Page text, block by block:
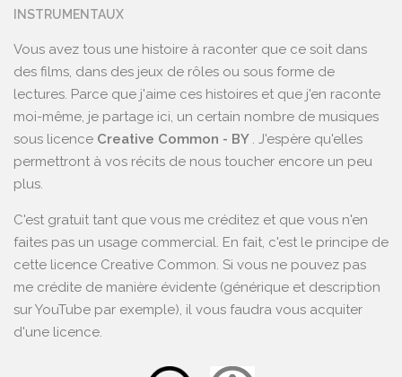
INSTRUMENTAUX
Vous avez tous une histoire à raconter que ce soit dans
des films, dans des jeux de rôles ou sous forme de
lectures. Parce que j'aime ces histoires et que j'en raconte
moi-même, je partage ici, un certain nombre de musiques
sous licence Creative Common - BY . J'espère qu'elles
permettront à vos récits de nous toucher encore un peu
plus.
C'est gratuit tant que vous me créditez et que vous n'en
faites pas un usage commercial. En fait, c'est le principe de
cette licence Creative Common. Si vous ne pouvez pas
me crédite de manière évidente (générique et description
sur YouTube par exemple), il vous faudra vous acquiter
d'une licence.